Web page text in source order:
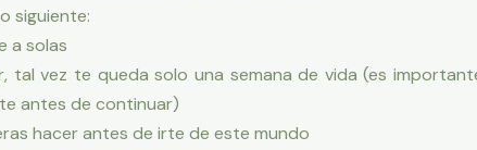
siguiente:
a solas
tal vez te queda solo una semana de vida (es
antes de continuar)
hacer antes de irte de este mundo